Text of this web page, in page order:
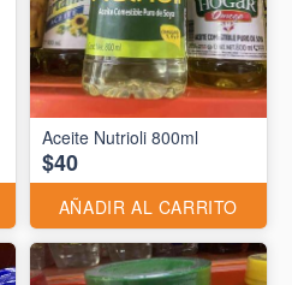
Aceite Nutrioli 800ml
$40
AÑADIR AL CARRITO